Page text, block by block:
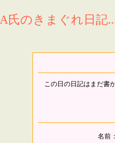
A氏のきまぐれ日記
この日の日記はまだ書
名前：